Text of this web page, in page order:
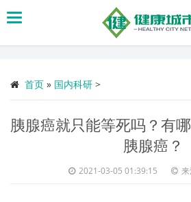
搜
首页 » 国内科研 >
胰腺癌就只能等死吗？有
胰腺癌？
2021-03-05 01:39:15